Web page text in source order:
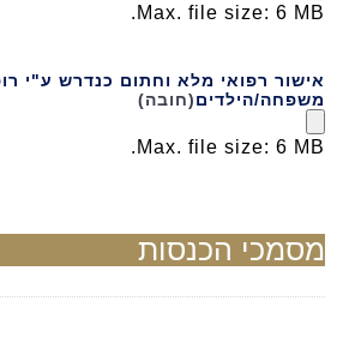
Max. file size: 6 MB.
אישור רפואי מלא וחתום כנדרש ע"י
משפחה/הילדים(חובה)
Max. file size: 6 MB.
מסמכי הכנסות